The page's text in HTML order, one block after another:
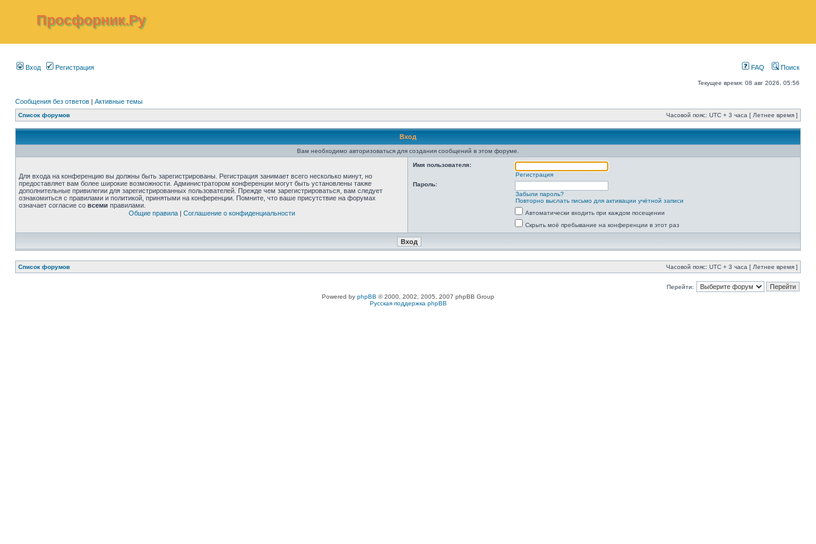
Просфорник.Ру
Вход Регистрация FAQ Поиск
Текущее время: 08 авг 2026, 05:56
Сообщения без ответов | Активные темы
Список форумов Часовой пояс: UTC + 3 часа [ Летнее время ]
Вход
Вам необходимо авторизоваться для создания сообщений в этом форуме.
Для входа на конференцию вы должны быть зарегистрированы. Регистрация занимает всего несколько минут, но
предоставляет вам более широкие возможности. Администратором конференции могут быть установлены также
дополнительные привилегии для зарегистрированных пользователей. Прежде чем зарегистрироваться, вам следует
ознакомиться с правилами и политикой, принятыми на конференции. Помните, что ваше присутствие на форумах
означает согласие со всеми правилами.
Общие правила| Соглашение о конфиденциальности
Имя пользователя:
Регистрация
Пароль:
Забыли пароль?
Повторно выслать письмо для активации учётной записи
Автоматически входить при каждом посещении
Скрыть моё пребывание на конференции в этот раз
Список форумов Часовой пояс: UTC + 3 часа [ Летнее время ]
Перейти:
Powered by phpBB © 2000, 2002, 2005, 2007 phpBB Group
Русская поддержка phpBB